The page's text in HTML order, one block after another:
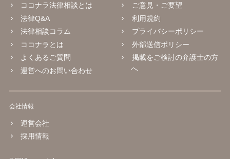
ココナラ法律相談とは
法律Q&A
法律相談コラム
ココナラとは
よくあるご質問
運営へのお問い合わせ
ご意見・ご要望
利用規約
プライバシーポリシー
外部送信ポリシー
掲載をご検討の弁護士の方
へ
会社情報
運営会社
採用情報